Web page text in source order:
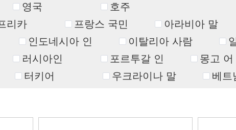
영국
호주
리카 프랑스 국민
아라비아 말
인도네시아 인 이탈리아 사람
러시아인 포르투갈 인
몽고 어
터키어 우크라이나 말
베트